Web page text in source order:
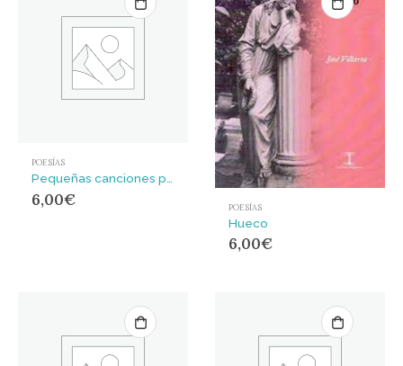
POESÍAS
Pequeñas canciones para un circo mudo
6,00€ POESÍAS
Hueco
6,00€